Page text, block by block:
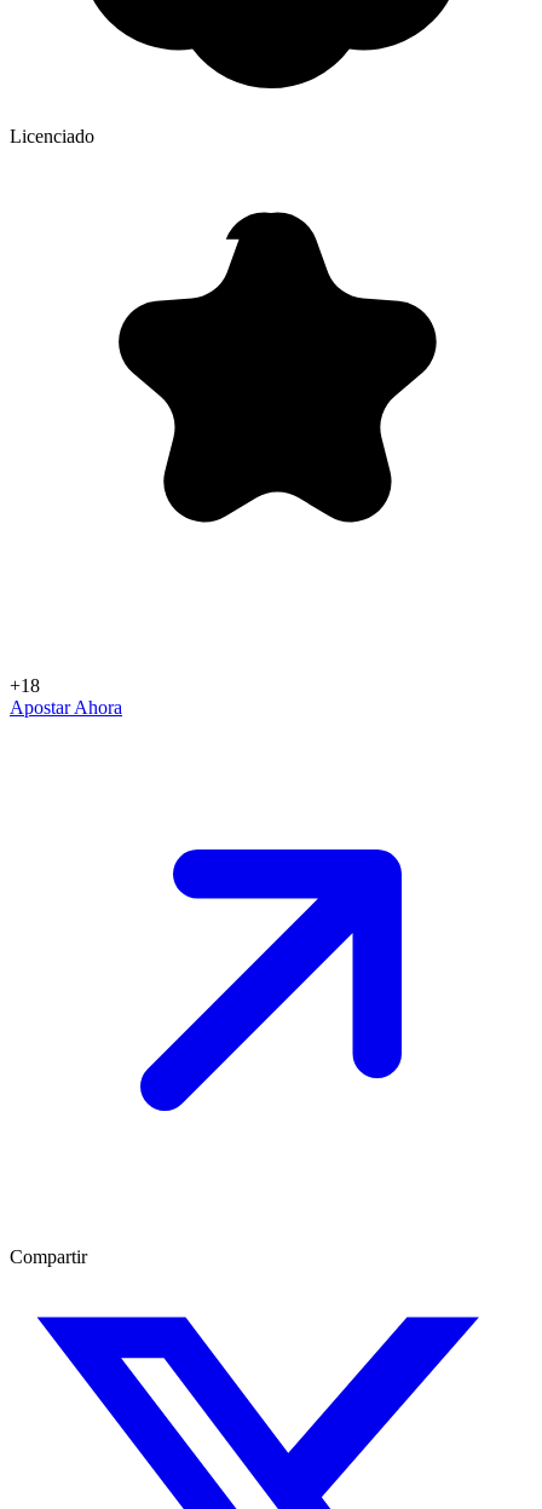
Licenciado
+18
Apostar Ahora
Compartir